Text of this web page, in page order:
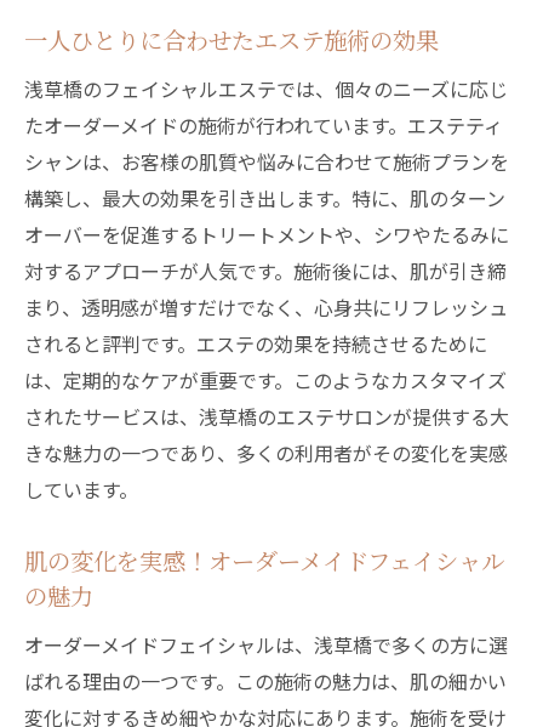
一人ひとりに合わせたエステ施術の効果
浅草橋のフェイシャルエステでは、個々のニーズに応じ
たオーダーメイドの施術が行われています。エステティ
シャンは、お客様の肌質や悩みに合わせて施術プランを
構築し、最大の効果を引き出します。特に、肌のターン
オーバーを促進するトリートメントや、シワやたるみに
対するアプローチが人気です。施術後には、肌が引き締
まり、透明感が増すだけでなく、心身共にリフレッシュ
されると評判です。エステの効果を持続させるために
は、定期的なケアが重要です。このようなカスタマイズ
されたサービスは、浅草橋のエステサロンが提供する大
きな魅力の一つであり、多くの利用者がその変化を実感
しています。
肌の変化を実感！オーダーメイドフェイシャル
の魅力
オーダーメイドフェイシャルは、浅草橋で多くの方に選
ばれる理由の一つです。この施術の魅力は、肌の細かい
変化に対するきめ細やかな対応にあります。施術を受け